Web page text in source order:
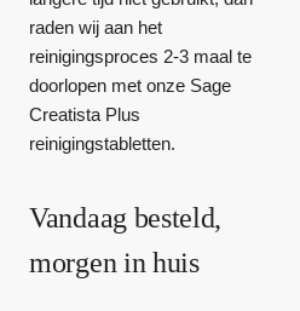
raden wij aan het
reinigingsproces 2-3 maal te
doorlopen met onze Sage
Creatista Plus
reinigingstabletten.
Vandaag besteld,
morgen in huis